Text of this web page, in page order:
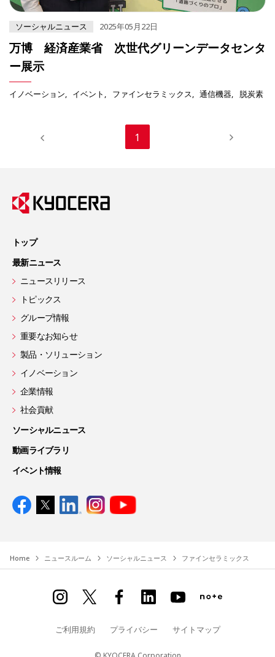
ソーシャルニュース 2025年05月22日
万博 経済産業省 次世代グリーンデータセンタ
ー展示
イノベーション イベント ファインセラミックス 通信機器 脱炭素
1
トップ
最新ニュース
ニュースリリース
トピックス
グループ情報
重要なお知らせ
製品・ソリューション
イノベーション
企業情報
社会貢献
ソーシャルニュース
動画ライブラリ
イベント情報
Home ニュースルーム ソーシャルニュース ファインセラミックス
ご利用規約 プライバシー サイトマップ